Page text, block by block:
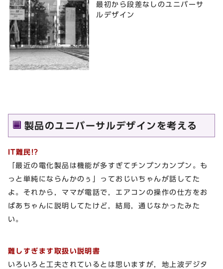
最初から段差なしのユニバーサ
ルデザイン
製品のユニバーサルデザインを考える
IT難民!?
「最近の電化製品は機能が多すぎてチンプンカンプン。も
っと単純にならんかのぅ」っておじいちゃんが話してた
よ。それから，ママが電話で，エアコンの操作の仕方をお
ばあちゃんに説明してたけど，結局，通じなかったみた
い。
難しすぎます取扱い説明書
いろいろと工夫されているとは思いますが，地上波デジタ